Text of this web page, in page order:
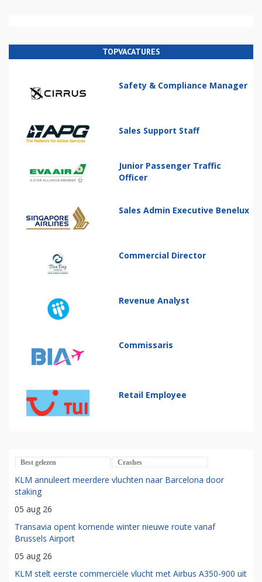
TOPVACATURES
Safety & Compliance Manager
Sales Support Staff
Junior Passenger Traffic
Officer
Sales Admin Executive Benelux
Commercial Director
Revenue Analyst
Commissaris
Retail Employee
Best gelezen Crashes
KLM annuleert meerdere vluchten naar Barcelona door
staking
05 aug 26
Transavia opent komende winter nieuwe route vanaf
Brussels Airport
05 aug 26
KLM stelt eerste commerciële vlucht met Airbus A350-900 uit